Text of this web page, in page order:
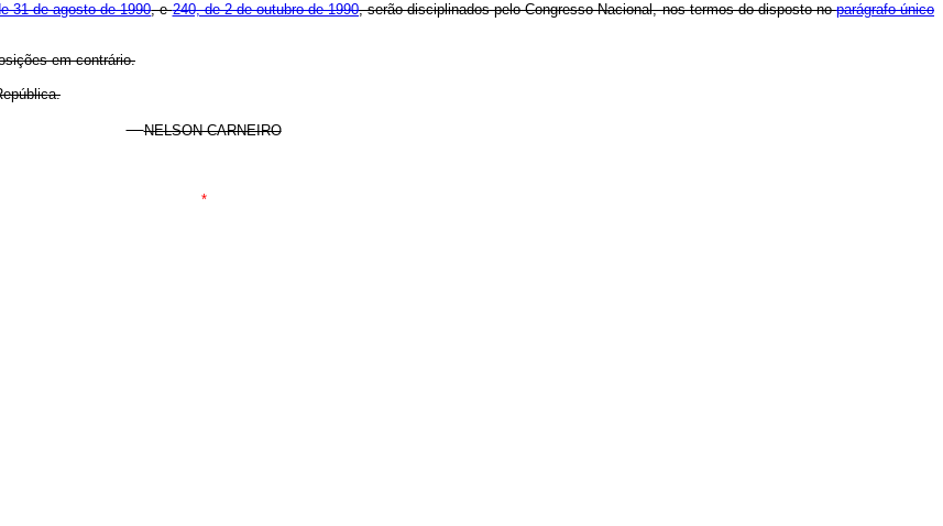
31 de agosto de 1990, e240, de 2 de outubro de 1990, serão disciplinados pelo Congresso Nacional, nos termos do disposto noparágrafo único
em contrário.
NELSON CARNEIRO
*